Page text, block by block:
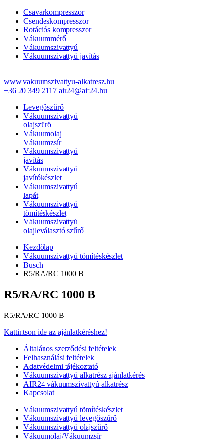
Csavarkompresszor
Csendeskompresszor
Rotációs kompresszor
Vákuummérő
Vákuumszivattyú
Vákuumszivattyú javítás
www.vakuumszivattyu-alkatresz.hu
+36 20 349 2117 air24@air24.hu
Levegőszűrő
Vákuumszivattyú
olajszűrő
Vákuumolaj
Vákuumzsír
Vákuumszivattyú
javítás
Vákuumszivattyú
javítókészlet
Vákuumszivattyú
lapát
Vákuumszivattyú
tömítéskészlet
Vákuumszivattyú
olajleválasztó szűrő
Kezdőlap
Vákuumszivattyú tömítéskészlet
Busch
R5/RA/RC 1000 B
R5/RA/RC 1000 B
R5/RA/RC 1000 B
Kattintson ide az ajánlatkéréshez!
Általános szerződési feltételek
Felhasználási feltételek
Adatvédelmi tájékoztató
Vákuumszivattyú alkatrész ajánlatkérés
AIR24 vákuumszivattyú alkatrész
Kapcsolat
Vákuumszivattyú tömítéskészlet
Vákuumszivattyú levegőszűrő
Vákuumszivattyú olajszűrő
Vákuumolaj/Vákuumzsír